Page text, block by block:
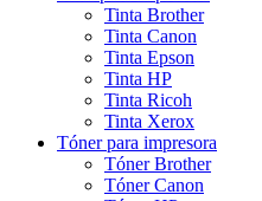
Tinta Brother
Tinta Canon
Tinta Epson
Tinta HP
Tinta Ricoh
Tinta Xerox
Tóner para impresora
Tóner Brother
Tóner Canon